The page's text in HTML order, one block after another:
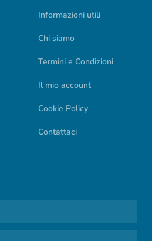
Informazioni utili
Chi siamo
Termini e Condizioni
Il mio account
Cookie Policy
Contattaci